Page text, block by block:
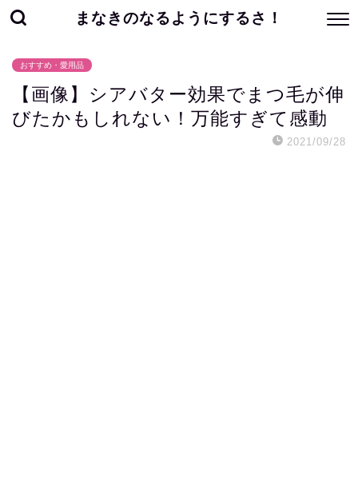
まなきのなるようにするさ！
おすすめ・愛用品
【画像】シアバター効果でまつ毛が伸
びたかもしれない！万能すぎて感動
2021/09/28